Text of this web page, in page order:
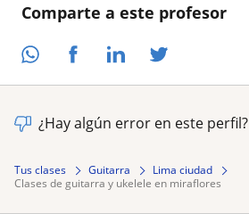
Comparte a este profesor
¿Hay algún error en este perfil?
Tus clases Guitarra
Lima ciudad
clases de guitarra y ukelele en miraflores